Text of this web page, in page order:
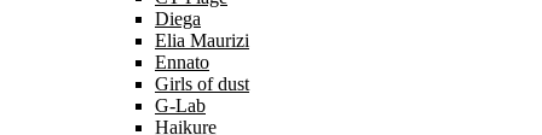
Diega
Elia Maurizi
Ennato
Girls of dust
G-Lab
Haikure